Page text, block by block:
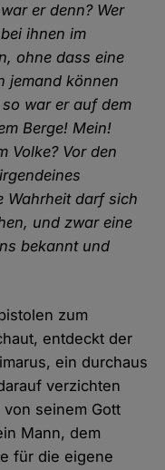
er denn? Wer
ihnen im
ohne dass eine
jemand können
war er auf dem
Berge! Mein!
Volke? Vor den
Wahrheit darf sich
und zwar eine
bekannt und
zum
entdeckt der
ein durchaus
verzichten
seinem Gott
Mann, dem
für die eigene